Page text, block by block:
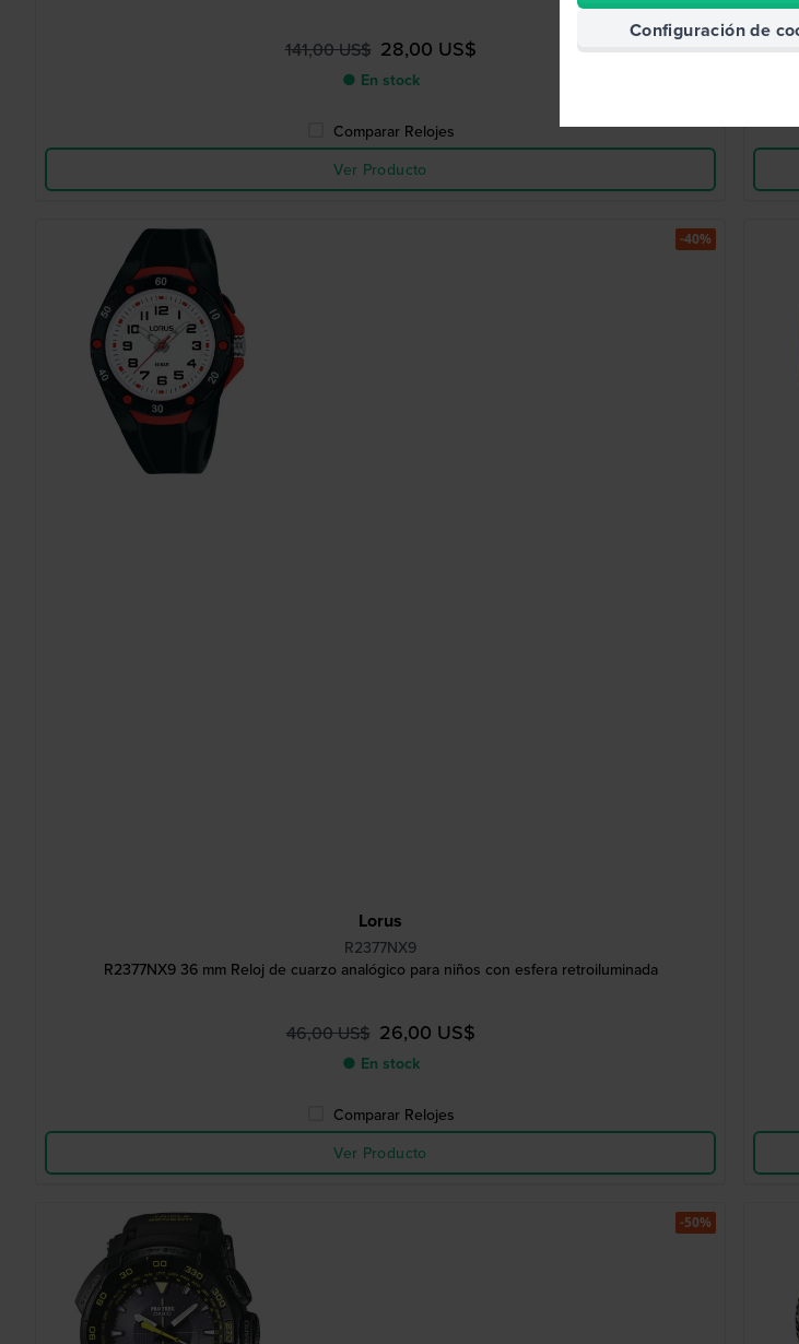
141,00 US$ 28,00 US$
● En stock
Comparar Relojes
Ver Producto
Lorus
R2377NX9
R2377NX9 36 mm Reloj de cuarzo analógico para niños con esfera retroiluminada
46,00 US$ 26,00 US$
● En stock
Comparar Relojes
Ver Producto
-40%
-50%
Configuración de